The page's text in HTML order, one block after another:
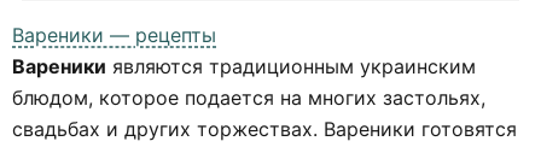
Вареники — рецепты
Вареники являются традиционным украинским
блюдом, которое подается на многих застольях,
свадьбах и других торжествах. Вареники готовятся